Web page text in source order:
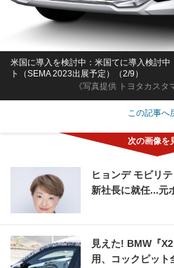
《写真提供 トヨタカスタ
米国に導入を検討中：米国てに導入検討
ト（SEMA 2023出展予定）（2/9）
この記事へ
ヒョンデ モビリ
新社長に就任...元
見えた! BMW『
用、コックピット